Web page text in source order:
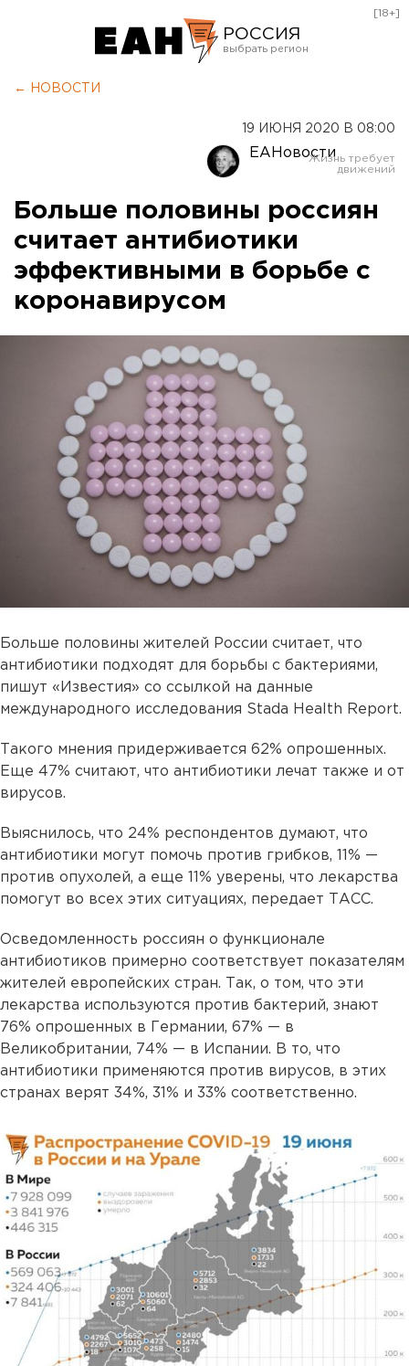
РОССИЯ
Оренбург
[18+]
← НОВОСТИ
19 ИЮНЯ 2020 В 08:00
ЕАНовости
Больше половины россиян
считает антибиотики
эффективными в борьбе с
коронавирусом
Больше половины жителей России считает, что
антибиотики подходят для борьбы с бактериями,
пишут «Известия» со ссылкой на данные
международного исследования Stada Health Report.
Такого мнения придерживается 62% опрошенных.
Еще 47% считают, что антибиотики лечат также и от
вирусов.
Выяснилось, что 24% респондентов думают, что
антибиотики могут помочь против грибков, 11% —
против опухолей, а еще 11% уверены, что лекарства
помогут во всех этих ситуациях, передает ТАСС.
Осведомленность россиян о функционале
антибиотиков примерно соответствует показателям
жителей европейских стран. Так, о том, что эти
лекарства используются против бактерий, знают
76% опрошенных в Германии, 67% — в
Великобритании, 74% — в Испании. В то, что
антибиотики применяются против вирусов, в этих
странах верят 34%, 31% и 33% соответственно.